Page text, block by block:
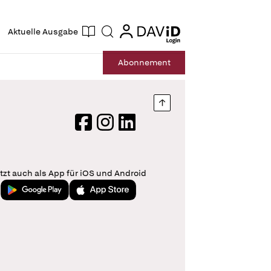
Aktuelle Ausgabe Suche login
login
Abonnement
Nach oben springen
FacebookInstagram
LinkedIn
auch als App für iOS und Android
Jetzt bei Google PlayLaden im App Store